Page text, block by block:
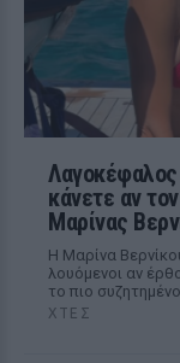
Λαγοκέφαλος
κάνετε αν
Μαρίνας
Η Μαρίνα
λουόμενοι αν
το πιο
ΧΤΕΣ